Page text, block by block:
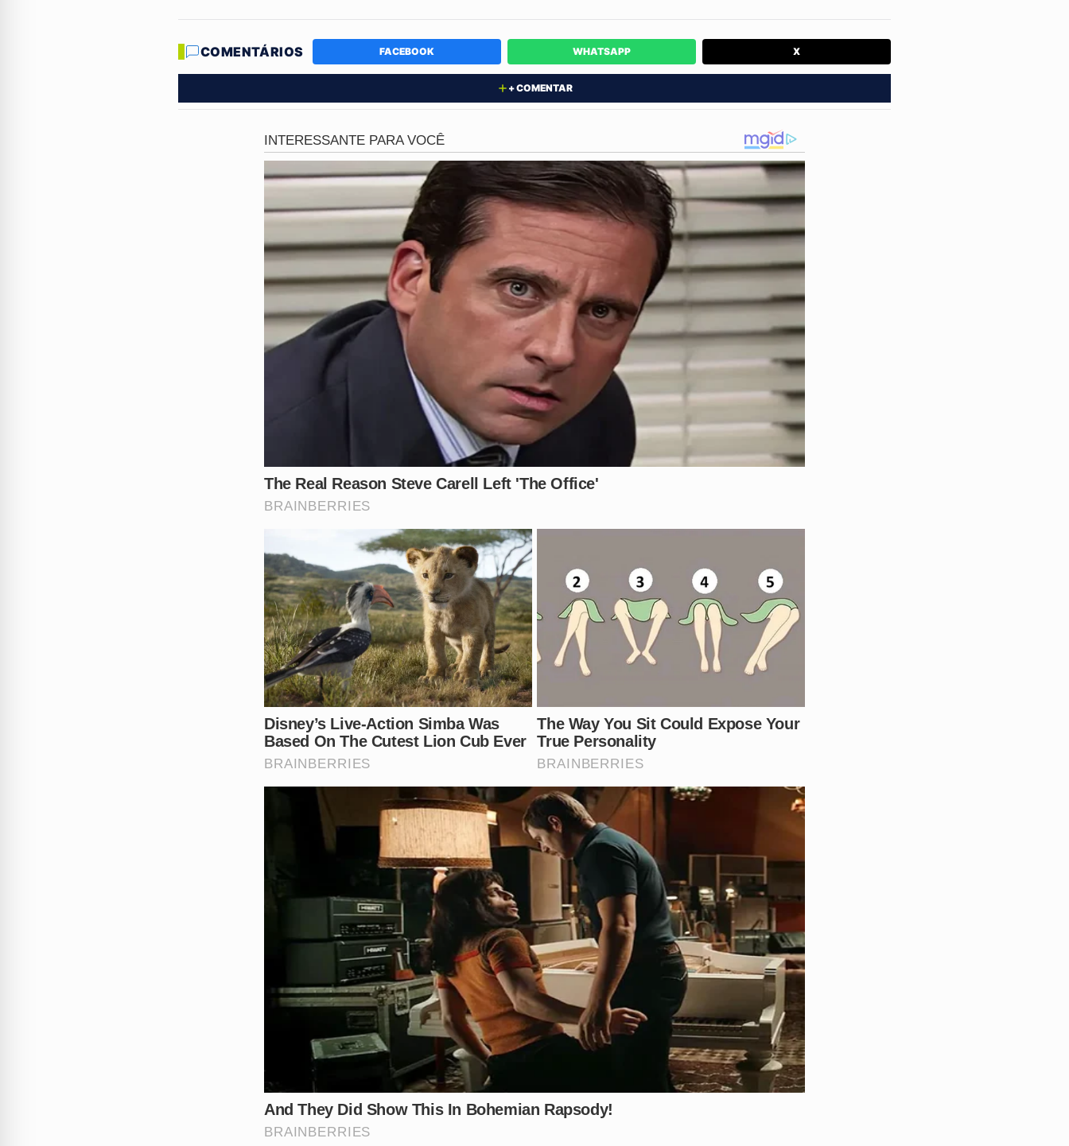
limites que não respeita nem mesmo o descanso eterno dos mortos.
O Acerto de Contas com a Justiça
A resposta das autoridades não demorou a acontecer. Equipes da Rondesp RMS, em patrulhamento ostensivo pela
região, localizaram um grupo de homens armados durante a noite de quinta-feira. Ao tentarem a abordagem, os
policiais foram recebidos a tiros, iniciando um intenso combate armado na zona urbana.
Durante a troca de tiros, o principal suspeito de ter liderado o ataque profano no cemitério foi atingido. Ele chegou a
ser socorrido e levado para a Unidade de Pronto Atendimento Lucas Evangelista, mas não resistiu aos ferimentos e
teve o óbito confirmado logo após dar entrada na unidade.
Com o criminoso, a polícia apreendeu a metralhadora utilizada no crime, além de farta munição e diversas porções
de drogas prontas para a comercialização. O caso agora segue sob investigação para identificar outros envolvidos
nessa ação que traumatizou profundamente os moradores de Dias D’Ávila.
O que você acha dessa ousadia sem limites dos criminosos que não respeitam nem o cemitério? Conta nos
COMENTÁRIOS FACEBOOK WHATSAPP X
+ COMENTAR